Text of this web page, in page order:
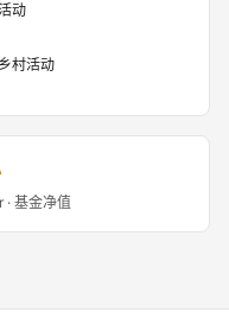
动
村活动
· 基金净值